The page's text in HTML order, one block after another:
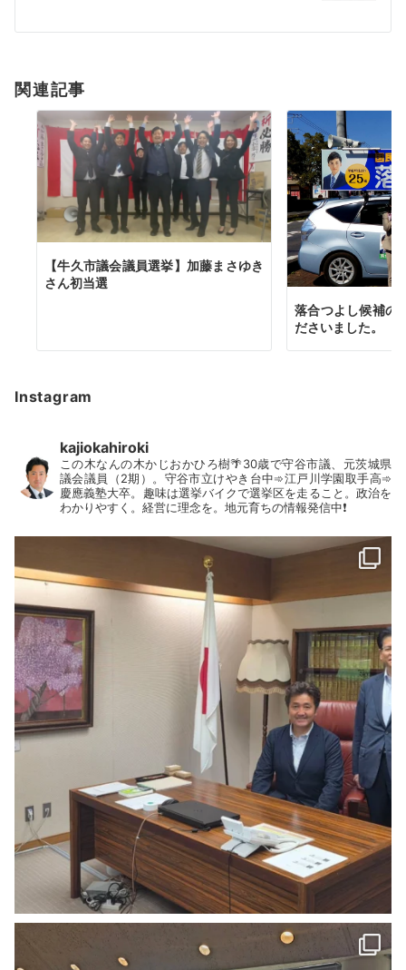
シ
ン
関連記事
【牛久市議会議員選挙】加藤まさゆき
さん初当選
落合つよし候補の
ださいました。
Instagram
kajiokahiroki
この木なんの木かじおかひろ樹🌴30歳で守谷市議、元茨城県
議会議員（2期）。守谷市立けやき台中➾江戸川学園取手高➾
慶應義塾大卒。趣味は選挙バイクで選挙区を走ること。政治を
わかりやすく。経営に理念を。地元育ちの情報発信中❗